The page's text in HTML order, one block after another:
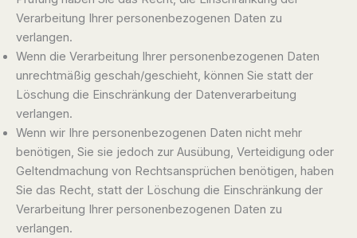
Verarbeitung Ihrer personenbezogenen Daten zu
verlangen.
Wenn die Verarbeitung Ihrer personenbezogenen Daten
unrechtmäßig geschah/geschieht, können Sie statt der
Löschung die Einschränkung der Datenverarbeitung
verlangen.
Wenn wir Ihre personenbezogenen Daten nicht mehr
benötigen, Sie sie jedoch zur Ausübung, Verteidigung oder
Geltendmachung von Rechtsansprüchen benötigen, haben
Sie das Recht, statt der Löschung die Einschränkung der
Verarbeitung Ihrer personenbezogenen Daten zu
verlangen.